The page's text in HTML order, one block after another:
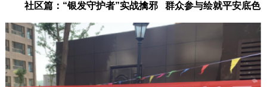
社区篇：“银发守护者”实战擒邪 群众参与绘就平安底色